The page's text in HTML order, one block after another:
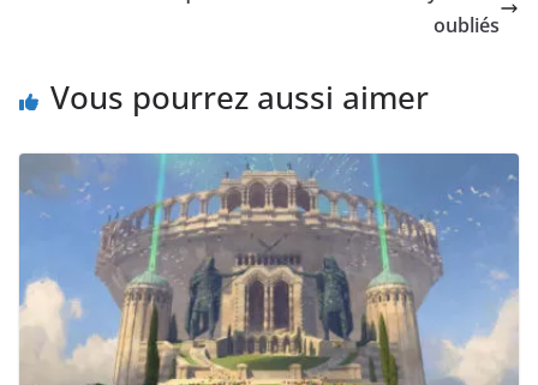
oubliés
Vous pourrez aussi aimer